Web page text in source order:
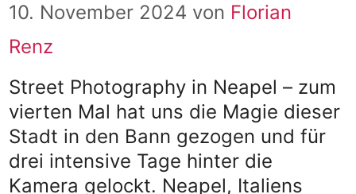
10. November 2024 von Florian
Renz
Street Photography in Neapel – zum
vierten Mal hat uns die Magie dieser
Stadt in den Bann gezogen und für
drei intensive Tage hinter die
Kamera gelockt. Neapel, Italiens